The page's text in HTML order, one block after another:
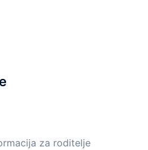
za roditelje